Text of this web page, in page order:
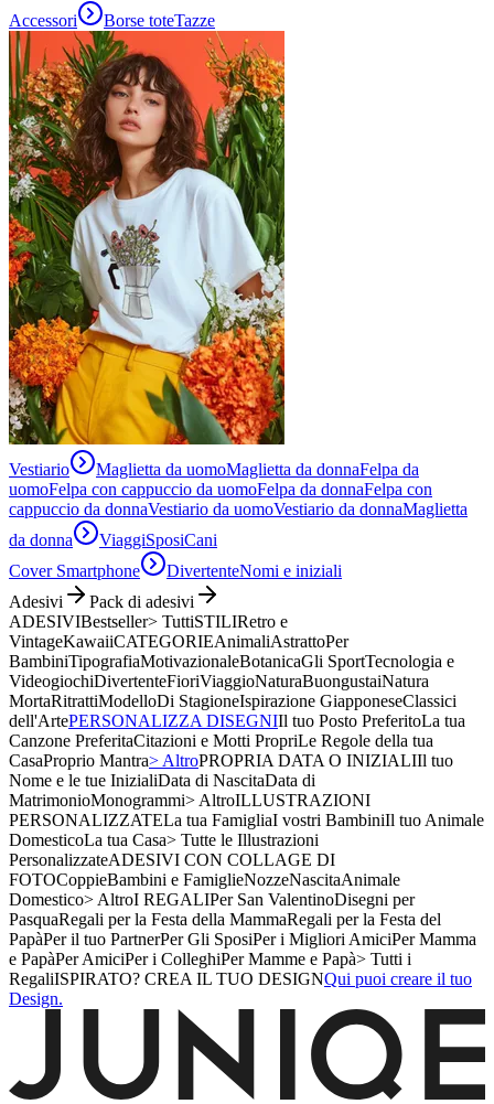
Accessori Borse toteTazze
Vestiario Maglietta da uomoMaglietta da donnaFelpa da
uomoFelpa con cappuccio da uomoFelpa da donnaFelpa con
cappuccio da donnaVestiario da uomoVestiario da donnaMaglietta
da donna
ViaggiSposiCani
Cover Smartphone
DivertenteNomi e iniziali
Adesivi
Pack di adesivi
ADESIVIBestseller> TuttiSTILIRetro e
VintageKawaiiCATEGORIEAnimaliAstrattoPer
BambiniTipografiaMotivazionaleBotanicaGli SportTecnologia e
VideogiochiDivertenteFioriViaggioNaturaBuongustaiNatura
MortaRitrattiModelloDi StagioneIspirazione GiapponeseClassici
dell'ArtePERSONALIZZA DISEGNIIl tuo Posto PreferitoLa tua
Canzone PreferitaCitazioni e Motti PropriLe Regole della tua
CasaProprio Mantra> AltroPROPRIA DATA O INIZIALIIl tuo
Nome e le tue InizialiData di NascitaData di
MatrimonioMonogrammi> AltroILLUSTRAZIONI
PERSONALIZZATELa tua FamigliaI vostri BambiniIl tuo Animale
DomesticoLa tua Casa> Tutte le Illustrazioni
PersonalizzateADESIVI CON COLLAGE DI
FOTOCoppieBambini e FamiglieNozzeNascitaAnimale
Domestico> AltroI REGALIPer San ValentinoDisegni per
PasquaRegali per la Festa della MammaRegali per la Festa del
PapàPer il tuo PartnerPer Gli SposiPer i Migliori AmiciPer Mamma
e PapàPer AmiciPer i ColleghiPer Mamme e Papà> Tutti i
RegaliISPIRATO? CREA IL TUO DESIGNQui puoi creare il tuo
Design.